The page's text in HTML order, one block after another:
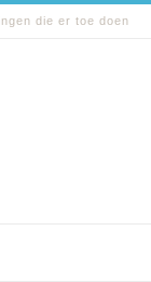
die er toe doen